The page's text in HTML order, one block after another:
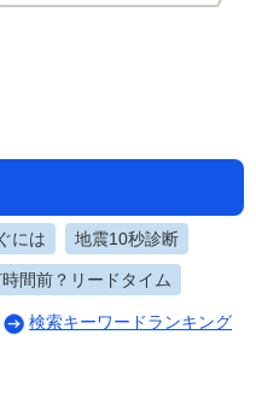
には 地震10秒診断
間前？リードタイム
検索キーワードランキング